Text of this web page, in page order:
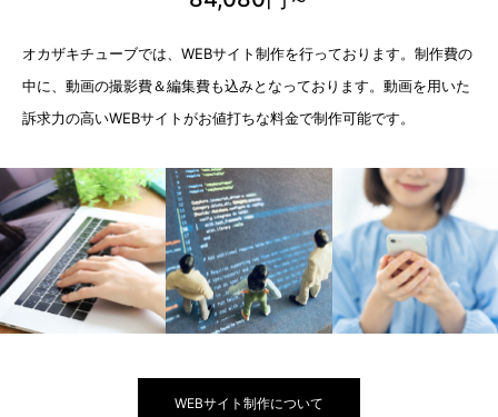
オカザキチューブでは、WEBサイト制作を行っております。制作費の
中に、動画の撮影費＆編集費も込みとなっております。動画を用いた
訴求力の高いWEBサイトがお値打ちな料金で制作可能です。
WEBサイト制作について